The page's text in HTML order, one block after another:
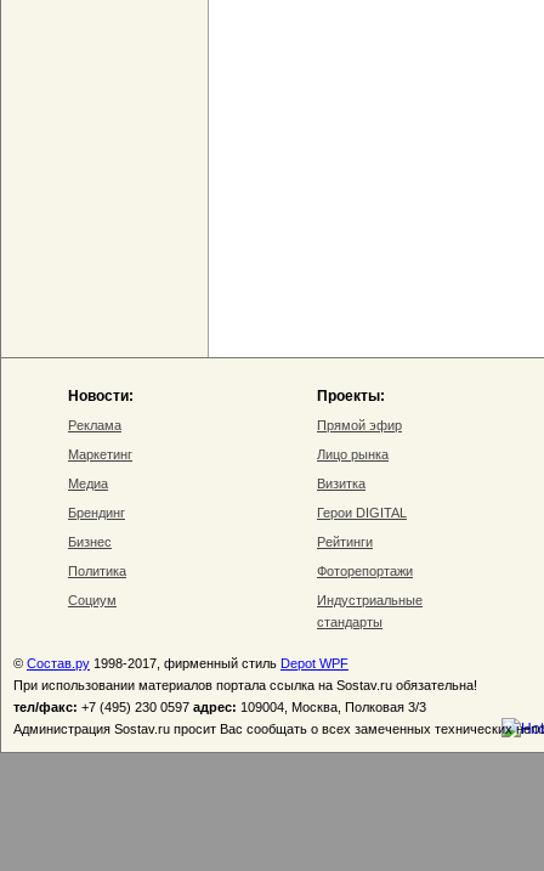
Новости:
Реклама
Маркетинг
Медиа
Брендинг
Бизнес
Политика
Социум
Проекты:
Прямой эфир
Лицо рынка
Визитка
Герои DIGITAL
Рейтинги
Фоторепортажи
Индустриальные
стандарты
© Состав.ру 1998-2017, фирменный стиль Depot WPF
При использовании материалов портала ссылка на Sostav.ru обязательна!
тел/факс: +7 (495) 230 0597 адрес: 109004, Москва, Полковая 3/3
Администрация Sostav.ru просит Вас сообщать о всех замеченных технических